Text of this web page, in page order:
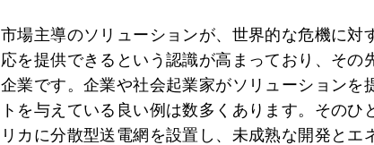
市場主導のソリューションが、世界的な危機に対
応を提供できるという認識が高まっており、その
企業です。企業や社会起業家がソリューションを
トを与えている良い例は数多くあります。そのひ
リカに分散型送電網を設置し、未成熟な開発とエ